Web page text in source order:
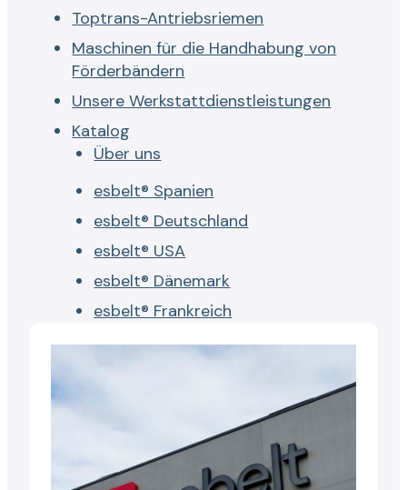
Toptrans-Antriebsriemen
Maschinen für die Handhabung von
Förderbändern
Unsere Werkstattdienstleistungen
Katalog
Über uns
esbelt® Spanien
esbelt® Deutschland
esbelt® USA
esbelt® Dänemark
esbelt® Frankreich